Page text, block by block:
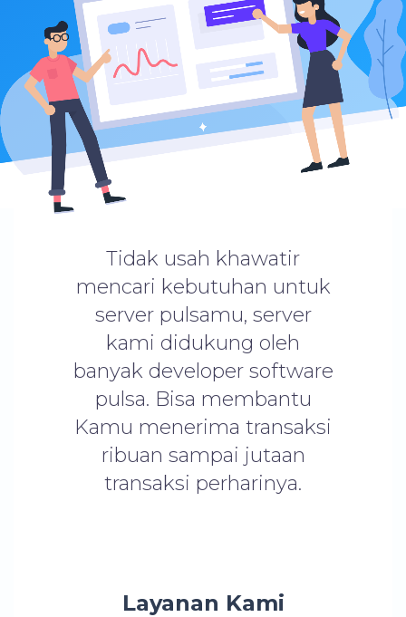
Tidak usah khawatir
mencari kebutuhan untuk
server pulsamu, server
kami didukung oleh
banyak developer software
pulsa. Bisa membantu
Kamu menerima transaksi
ribuan sampai jutaan
transaksi perharinya.
Layanan Kami